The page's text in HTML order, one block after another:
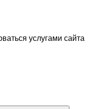
услугами сайта